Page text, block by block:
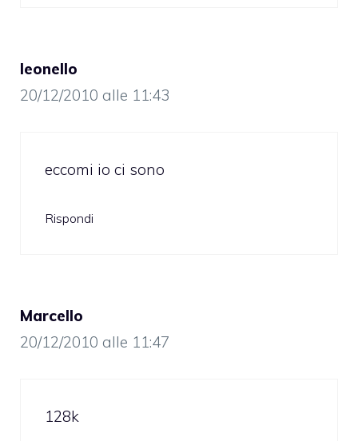
leonello
20/12/2010 alle 11:43
eccomi io ci sono
Rispondi
Marcello
20/12/2010 alle 11:47
128k